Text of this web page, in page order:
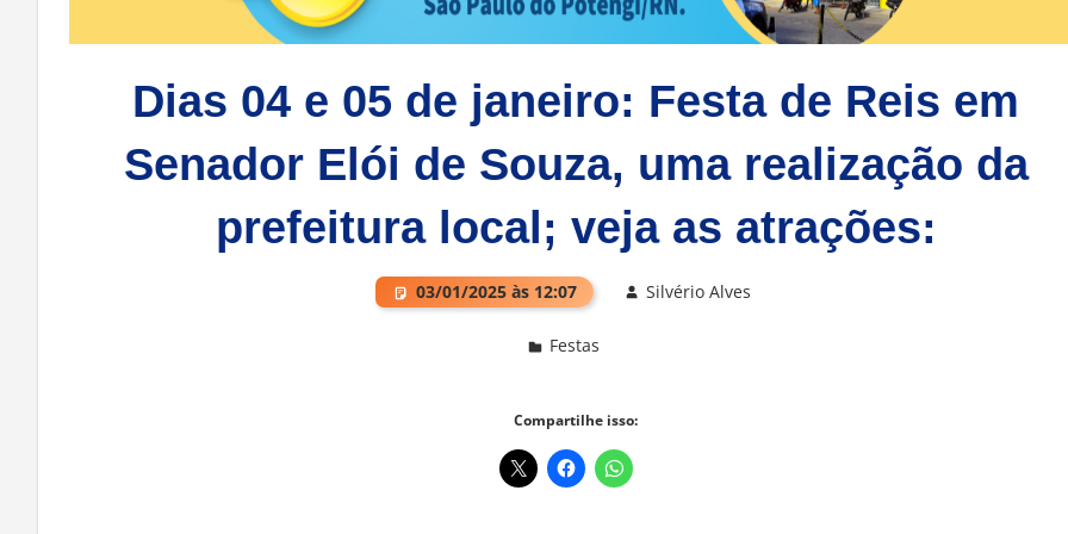
Dias 04 e 05 de janeiro: Festa de Reis em
Senador Elói de Souza, uma realização da
prefeitura local; veja as atrações:
03/01/2025 às 12:07 Silvério Alves
Festas
Compartilhe isso: